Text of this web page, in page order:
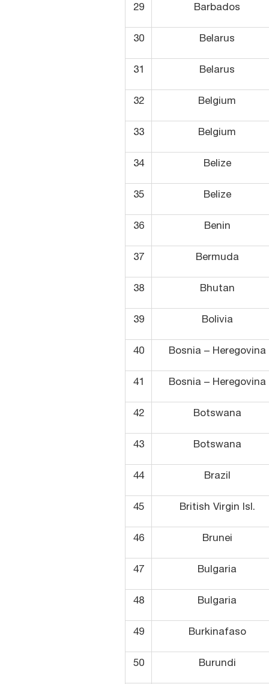
29 Barbados
30 Belarus
31 Belarus
32 Belgium
33 Belgium
34 Belize
35 Belize
36 Benin
37 Bermuda
38 Bhutan
39 Bolivia
40 Bosnia – Heregovina
41 Bosnia – Heregovina
42 Botswana
43 Botswana
44 Brazil
45 British Virgin Isl.
46 Brunei
47 Bulgaria
48 Bulgaria
49 Burkinafaso
50 Burundi